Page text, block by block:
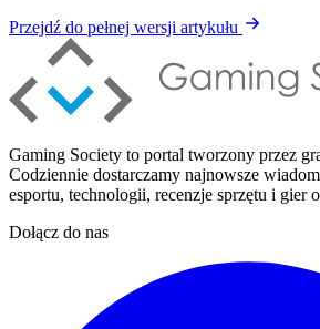
Przejdź do pełnej wersji artykułu
Gaming Society to portal tworzony przez
Codziennie dostarczamy najnowsze
esportu, technologii, recenzje sprzętu i gier
Dołącz do nas